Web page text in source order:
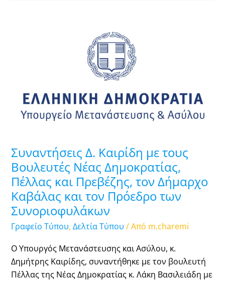
Συναντήσεις Δ. Καιρίδη με τους
Βουλευτές Νέας Δημοκρατίας,
Πέλλας και Πρεβέζης, τον Δήμαρχο
Καβάλας και τον Πρόεδρο των
Συνοριοφυλάκων
Γραφείο Τύπου, Δελτία Τύπου / Από m.charemi
Ο Υπουργός Μετανάστευσης και Ασύλου, κ.
Δημήτρης Καιρίδης, συναντήθηκε με τον βουλευτή
Πέλλας της Νέας Δημοκρατίας κ. Λάκη Βασιλειάδη με
Βουλευτές
Νέας
Δημοκρατίας,
Πρεβέζης,
τον
Δήμαρχο
Καβάλας
και
τον
Πρόεδρο
των
Συνοριοφυλάκων